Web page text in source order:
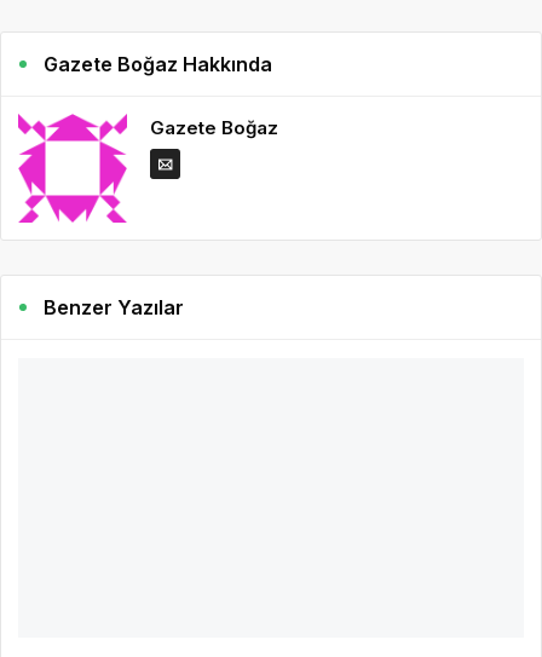
Gazete Boğaz Hakkında
Gazete Boğaz
Benzer Yazılar